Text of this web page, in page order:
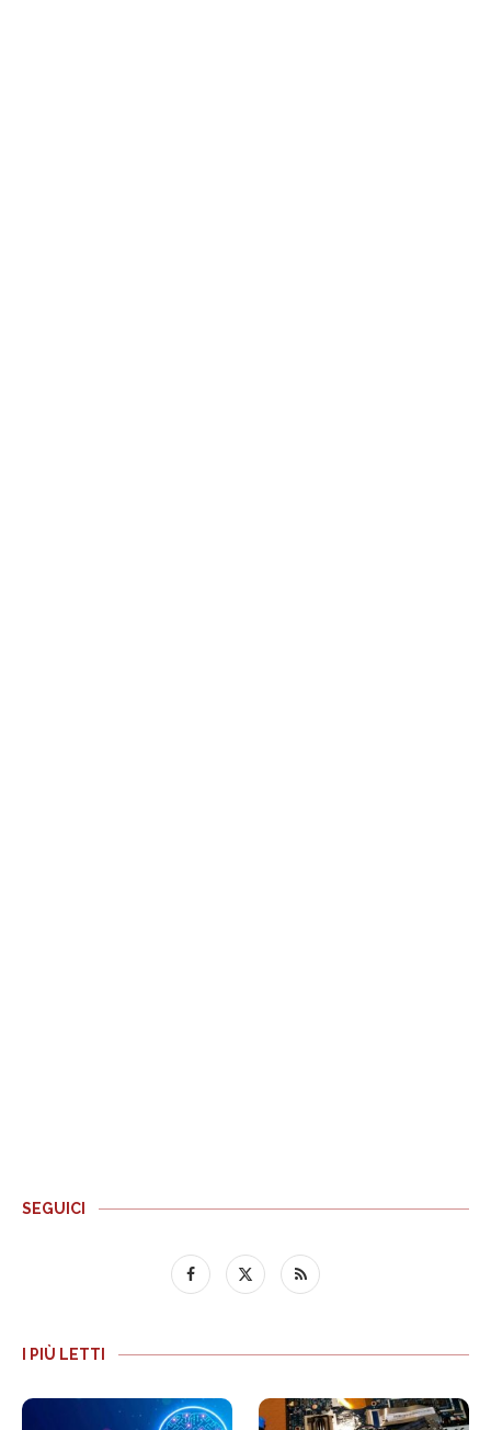
SEGUICI
I PIÙ LETTI